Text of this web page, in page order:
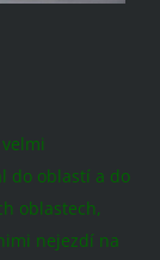
do oblastí a do
oblastech,
nejezdí na